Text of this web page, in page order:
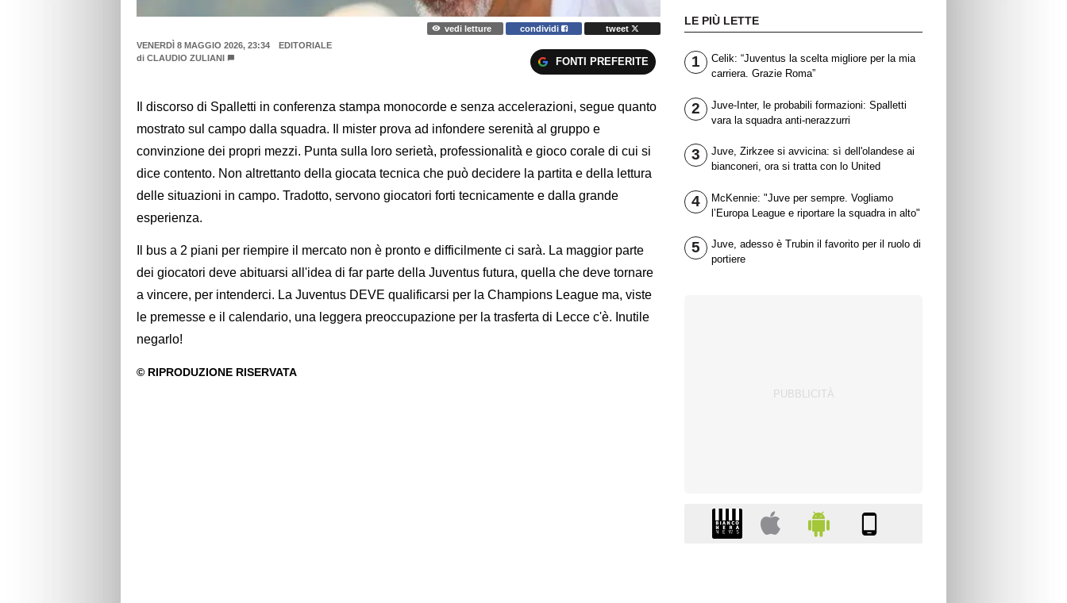
vedi letture condividi
tweet
VENERDÌ 8 MAGGIO 2026, 23:34
EDITORIALE
di CLAUDIO ZULIANI FONTI PREFERITE
Il discorso di Spalletti in conferenza stampa monocorde e senza accelerazioni, segue quanto
mostrato sul campo dalla squadra. Il mister prova ad infondere serenità al gruppo e
convinzione dei propri mezzi. Punta sulla loro serietà, professionalità e gioco corale di cui si
dice contento. Non altrettanto della giocata tecnica che può decidere la partita e della lettura
delle situazioni in campo. Tradotto, servono giocatori forti tecnicamente e dalla grande
esperienza.
Il bus a 2 piani per riempire il mercato non è pronto e difficilmente ci sarà. La maggior parte
dei giocatori deve abituarsi all'idea di far parte della Juventus futura, quella che deve tornare
a vincere, per intenderci. La Juventus DEVE qualificarsi per la Champions League ma, viste
le premesse e il calendario, una leggera preoccupazione per la trasferta di Lecce c'è. Inutile
negarlo!
LE PIÙ LETTE
1
Celik: “Juventus la scelta migliore per la mia
carriera. Grazie Roma”
2
Juve-Inter, le probabili formazioni: Spalletti
vara la squadra anti-nerazzurri
3
Juve, Zirkzee si avvicina: sì dell'olandese ai
bianconeri, ora si tratta con lo United
4
McKennie: "Juve per sempre. Vogliamo
l’Europa League e riportare la squadra in alto"
5
Juve, adesso è Trubin il favorito per il ruolo di
portiere